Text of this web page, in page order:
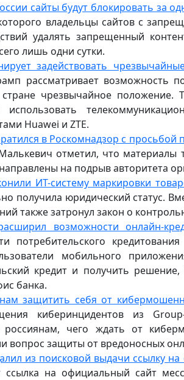
сайты будут блокировать за
владельцы сайтов с
удалять запрещенный
лишь одни сутки.
задействовать
рассматривает возможность
чрезвычайное положение.
использовать
Huawei и ZTE.
в Роскомнадзор с просьбой
отметил, что материалы
на подрыв авторитета
ИТ-систему маркировки
получила юридический статус.
также затронул закон о
возможности онлайн-
потребительского
мобильного
кредит и получить
банка.
защитить себя от
киберинцидентов из
россиянам, чего ждать от
вопрос защиты от вредоносных
из поисковой выдачи ссылку на
ссылка на официальный сайт